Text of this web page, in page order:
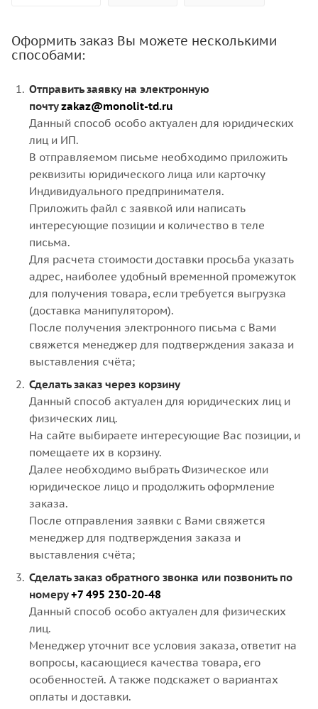
Оформить заказ Вы можете несколькими
способами:
Отправить заявку на электронную
почтуzakaz@monolit-td.ru
Данный способ особо актуален для юридических
лиц и ИП.
В отправляемом письме необходимо приложить
реквизиты юридического лица или карточку
Индивидуального предпринимателя.
Приложить файл с заявкой или написать
интересующие позиции и количество в теле
письма.
Для расчета стоимости доставки просьба указать
адрес, наиболее удобный временной промежуток
для получения товара, если требуется выгрузка
(доставка манипулятором).
После получения электронного письма с Вами
свяжется менеджер для подтверждения заказа и
выставления счёта;
Сделать заказ через корзину
Данный способ актуален для юридических лиц и
физических лиц.
На сайте выбираете интересующие Вас позиции, и
помещаете их в корзину.
Далее необходимо выбрать Физическое или
юридическое лицо и продолжить оформление
заказа.
После отправления заявки с Вами свяжется
менеджер для подтверждения заказа и
выставления счёта;
Сделать заказ обратного звонка или позвонить по
номеру+7 495 230-20-48
Данный способ особо актуален для физических
лиц.
Менеджер уточнит все условия заказа, ответит на
вопросы, касающиеся качества товара, его
особенностей. А также подскажет о вариантах
оплаты и доставки.